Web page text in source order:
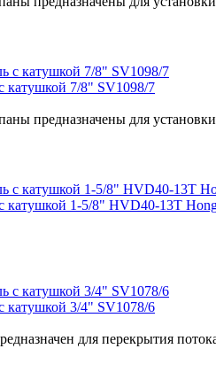
катушкой 7/8" SV1098/7
предназначены для
катушкой 1-5/8" HVD40-13T
катушкой 3/4" SV1078/6
для перекрытия